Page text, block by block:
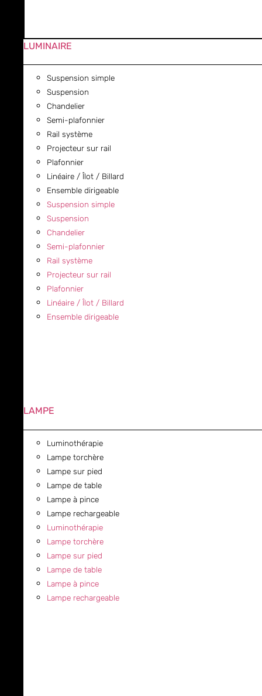
LUMINAIRE
Suspension simple
Suspension
Chandelier
Semi-plafonnier
Rail système
Projecteur sur rail
Plafonnier
Linéaire / Îlot / Billard
Ensemble dirigeable
Suspension simple
Suspension
Chandelier
Semi-plafonnier
Rail système
Projecteur sur rail
Plafonnier
Linéaire / Îlot / Billard
Ensemble dirigeable
LAMPE
Luminothérapie
Lampe torchère
Lampe sur pied
Lampe de table
Lampe à pince
Lampe rechargeable
Luminothérapie
Lampe torchère
Lampe sur pied
Lampe de table
Lampe à pince
Lampe rechargeable